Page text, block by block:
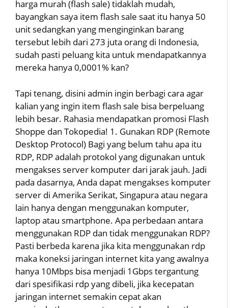
harga murah (flash sale) tidaklah mudah,
bayangkan saya item flash sale saat itu hanya 50
unit sedangkan yang menginginkan barang
tersebut lebih dari 273 juta orang di Indonesia,
sudah pasti peluang kita untuk mendapatkannya
mereka hanya 0,0001% kan?
Tapi tenang, disini admin ingin berbagi cara agar
kalian yang ingin item flash sale bisa berpeluang
lebih besar. Rahasia mendapatkan promosi Flash
Shoppe dan Tokopedia! 1. Gunakan RDP (Remote
Desktop Protocol) Bagi yang belum tahu apa itu
RDP, RDP adalah protokol yang digunakan untuk
mengakses server komputer dari jarak jauh. Jadi
pada dasarnya, Anda dapat mengakses komputer
server di Amerika Serikat, Singapura atau negara
lain hanya dengan menggunakan komputer,
laptop atau smartphone. Apa perbedaan antara
menggunakan RDP dan tidak menggunakan RDP?
Pasti berbeda karena jika kita menggunakan rdp
maka koneksi jaringan internet kita yang awalnya
hanya 10Mbps bisa menjadi 1Gbps tergantung
dari spesifikasi rdp yang dibeli, jika kecepatan
jaringan internet semakin cepat akan